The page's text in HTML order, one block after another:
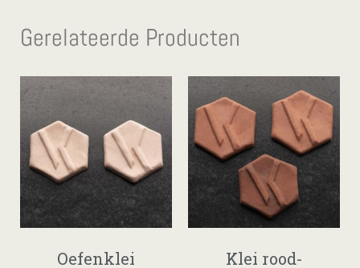
Gerelateerde Producten
Oefenklei
Klei rood-